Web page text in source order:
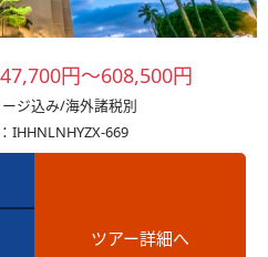
円～608,500円
ジ込み/海外諸税別
IHHNLNHYZX-669
ツアー詳細へ